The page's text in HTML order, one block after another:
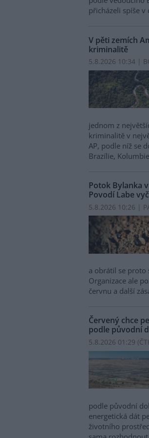
přicházeli spíše
V pěti zemích
kriminalitě
5.8.2026 10:34 |
jednom z
kriminalitě v
AP, podle níž se
Brazílie,
Potok Bylanka
Povodí Labe
5.8.2026 10:26 |
a obrátil se proto
Organizace ale
červnu a další
Červený chce
podle původní
5.8.2026 01:29 (
podle původní
energetická dát
životního